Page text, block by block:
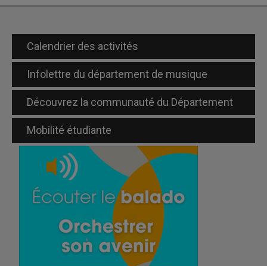
Calendrier des activités
Infolettre du département de musique
Découvrez la communauté du Département
Mobilité étudiante